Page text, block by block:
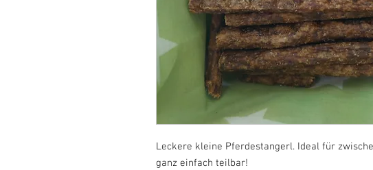
Leckere kleine Pferdestangerl. Ideal für
ganz einfach teilbar!